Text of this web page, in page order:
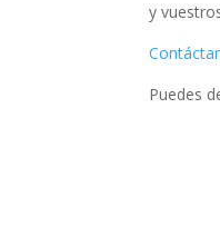
y
Puedes